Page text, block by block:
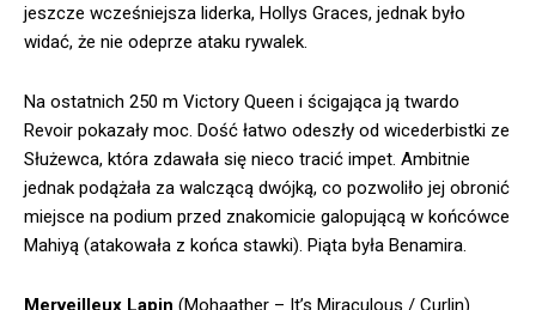
jeszcze wcześniejsza liderka, Hollys Graces, jednak było
widać, że nie odeprze ataku rywalek.
Na ostatnich 250 m Victory Queen i ścigająca ją twardo
Revoir pokazały moc. Dość łatwo odeszły od wicederbistki ze
Służewca, która zdawała się nieco tracić impet. Ambitnie
jednak podążała za walczącą dwójką, co pozwoliło jej obronić
miejsce na podium przed znakomicie galopującą w końcówce
Mahiyą (atakowała z końca stawki). Piąta była Benamira.
Merveilleux Lapin (Mohaather – It’s Miraculous / Curlin)